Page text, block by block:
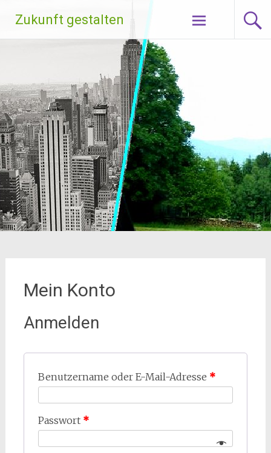
Inhalt
springen
Zukunft gestalten
Mein Konto
Anmelden
Benutzername oder E-Mail-Adresse *
Passwort *